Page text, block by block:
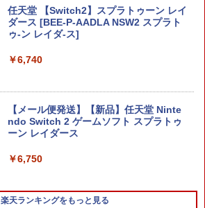
任天堂 【Switch2】スプラトゥーン レイ
ダース [BEE-P-AADLA NSW2 スプラト
ゥ-ン レイダ-ス]
￥6,740
【メール便発送】【新品】任天堂 Ninte
ndo Switch 2 ゲームソフト スプラトゥ
ーン レイダース
￥6,750
楽天ランキングをもっと見る